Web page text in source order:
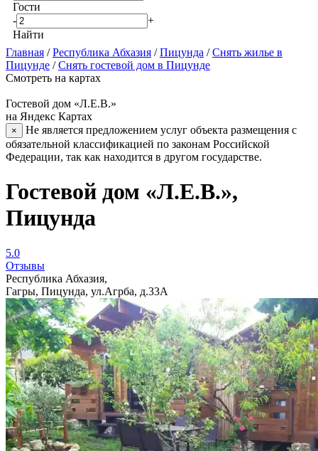
Гости
-
+
Найти
Главная /Республика Абхазия /Пицунда /Снять жилье в
Пицунде /Снять гостевой дом в Пицунде
Смотреть на картах
Гостевой дом «Л.Е.В.»
на Яндекс Картах
×
Не является предложением услуг объекта размещения с
обязательной классификацией по законам Российской
Федерации, так как находится в другом государстве.
Гостевой дом «Л.Е.В.»,
Пицунда
5.0
Отзывы
Республика Абхазия,
Гагры, Пицунда, ул.Агрба, д.33А